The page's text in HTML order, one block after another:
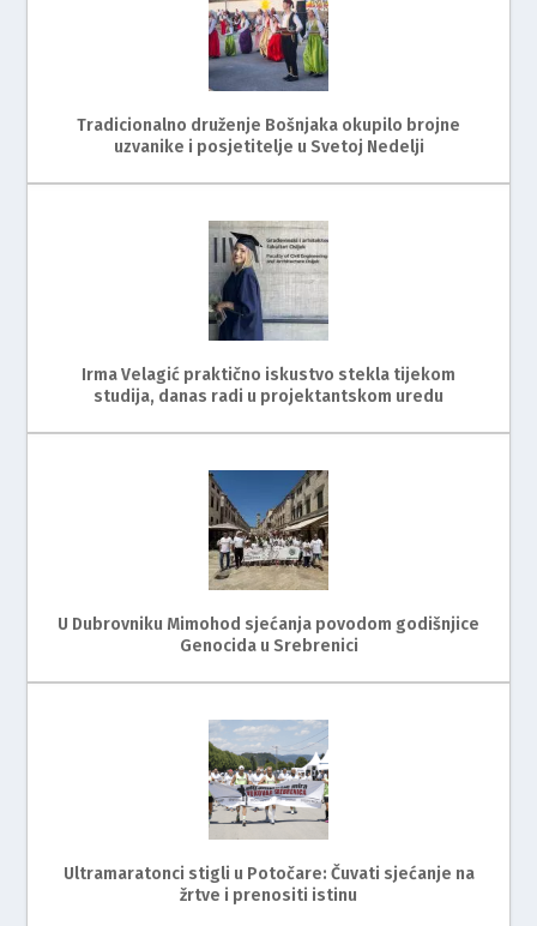
Tradicionalno druženje Bošnjaka okupilo brojne
uzvanike i posjetitelje u Svetoj Nedelji
Irma Velagić praktično iskustvo stekla tijekom
studija, danas radi u projektantskom uredu
U Dubrovniku Mimohod sjećanja povodom godišnjice
Genocida u Srebrenici
Ultramaratonci stigli u Potočare: Čuvati sjećanje na
žrtve i prenositi istinu